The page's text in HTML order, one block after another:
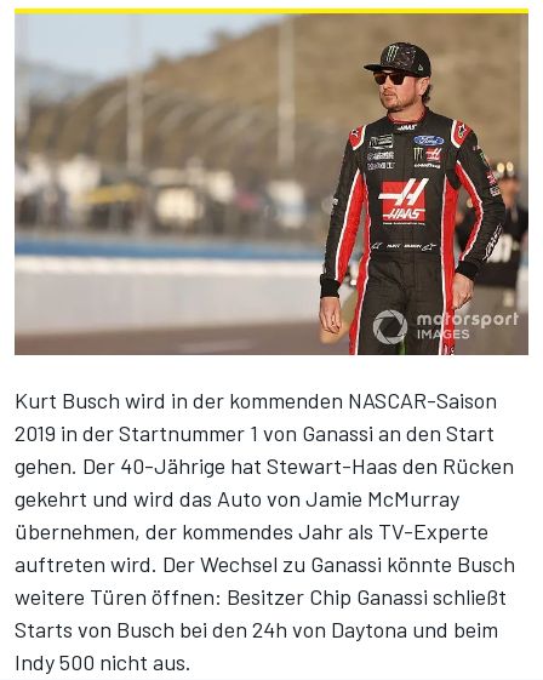
Kurt Busch wird in der kommenden NASCAR-Saison
2019 in der Startnummer 1 von Ganassi an den Start
gehen. Der 40-Jährige hat Stewart-Haas den Rücken
gekehrt und wird das Auto von Jamie McMurray
übernehmen, der kommendes Jahr als TV-Experte
auftreten wird. Der Wechsel zu Ganassi könnte Busch
weitere Türen öffnen: Besitzer Chip Ganassi schließt
Starts von Busch bei den 24h von Daytona und beim
Indy 500 nicht aus.